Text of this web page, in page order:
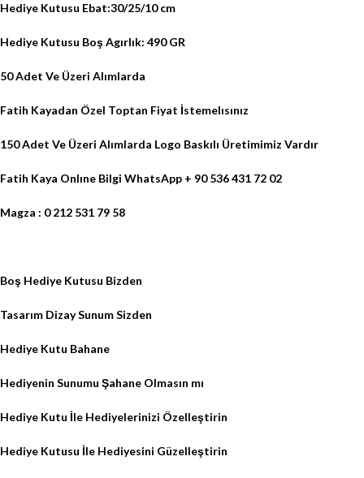
Hediye Kutusu Ebat:30/25/10 cm
Hediye Kutusu Boş Agırlık: 490 GR
50 Adet Ve Üzeri Alımlarda
Fatih Kayadan Özel Toptan Fiyat İstemelısınız
150 Adet Ve Üzeri Alımlarda Logo Baskılı Üretimimiz Vardır
Fatih Kaya Onlıne Bilgi WhatsApp + 90 536 431 72 02
Magza : 0 212 531 79 58
Boş Hediye Kutusu Bizden
Tasarım Dizay Sunum Sizden
Hediye Kutu Bahane
Hediyenin Sunumu Şahane Olmasın mı
Hediye Kutu İle Hediyelerinizi Özelleştirin
Hediye Kutusu İle Hediyesini Güzelleştirin